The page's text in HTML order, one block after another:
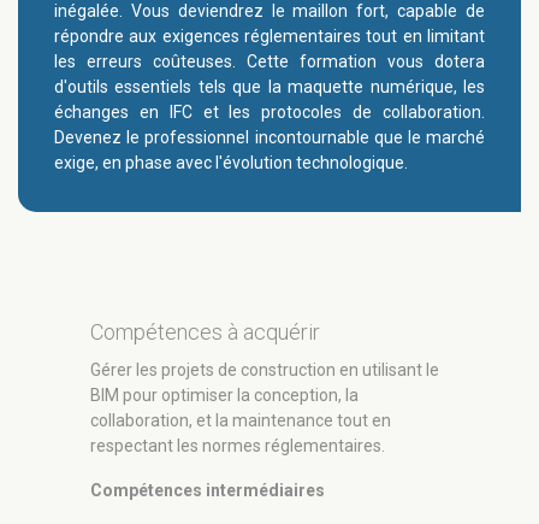
inégalée. Vous deviendrez le maillon fort, capable de
répondre aux exigences réglementaires tout en limitant
les erreurs coûteuses. Cette formation vous dotera
d'outils essentiels tels que la maquette numérique, les
échanges en IFC et les protocoles de collaboration.
Devenez le professionnel incontournable que le marché
exige, en phase avec l'évolution technologique.
Compétences à acquérir
Gérer les projets de construction en utilisant le
BIM pour optimiser la conception, la
collaboration, et la maintenance tout en
respectant les normes réglementaires.
Compétences intermédiaires